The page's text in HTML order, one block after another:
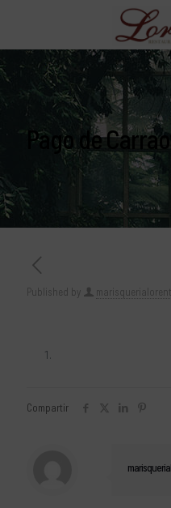
Pago de
Published by
Compartir